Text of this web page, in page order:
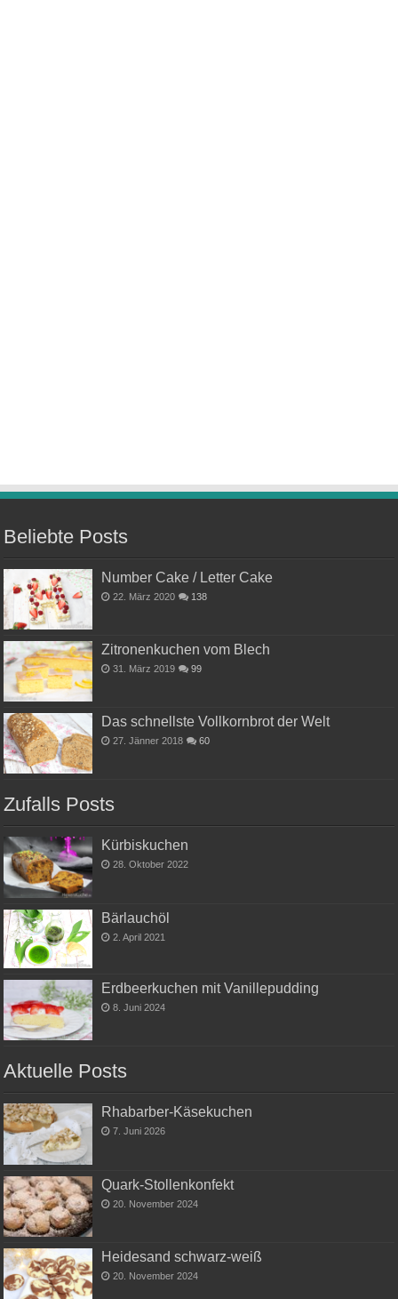
Beliebte Posts
Number Cake / Letter Cake
22. März 2020 138
Zitronenkuchen vom Blech
31. März 2019 99
Das schnellste Vollkornbrot der Welt
27. Jänner 2018 60
Zufalls Posts
Kürbiskuchen
28. Oktober 2022
Bärlauchöl
2. April 2021
Erdbeerkuchen mit Vanillepudding
8. Juni 2024
Aktuelle Posts
Rhabarber-Käsekuchen
7. Juni 2026
Quark-Stollenkonfekt
20. November 2024
Heidesand schwarz-weiß
20. November 2024